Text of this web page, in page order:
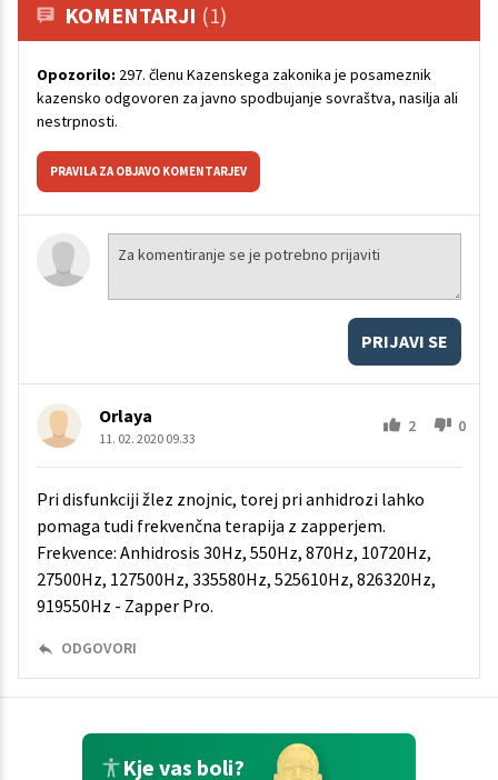
KOMENTARJI (1)
Opozorilo: 297. členu Kazenskega zakonika je posameznik
kazensko odgovoren za javno spodbujanje sovraštva, nasilja ali
nestrpnosti.
PRAVILA ZA OBJAVO KOMENTARJEV
PRIJAVI SE
Orlaya
11. 02. 2020 09.33
2 0
Pri disfunkciji žlez znojnic, torej pri anhidrozi lahko
pomaga tudi frekvenčna terapija z zapperjem.
Frekvence: Anhidrosis 30Hz, 550Hz, 870Hz, 10720Hz,
27500Hz, 127500Hz, 335580Hz, 525610Hz, 826320Hz,
919550Hz - Zapper Pro.
ODGOVORI
Kje vas boli?